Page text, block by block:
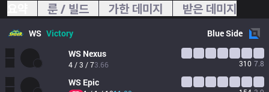
룬 / 빌드 가한 데미지 받은 데미지
WS Victory BlueSide
WS Nexus
4 / 3 / 73.66 310 7.8
WS Epic